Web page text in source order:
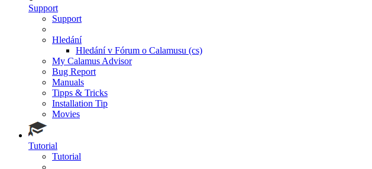
Support
Support
Hledání
Hledání v Fórum o Calamusu (cs)
My Calamus Advisor
Bug Report
Manuals
Tipps & Tricks
Installation Tip
Movies
Tutorial
Tutorial